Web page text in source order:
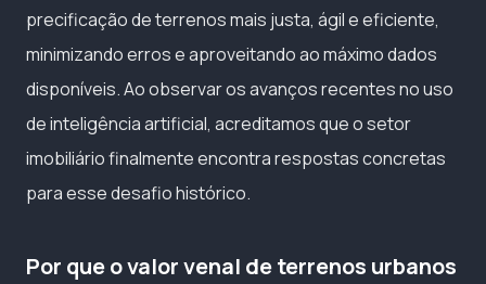
precificação de terrenos mais justa, ágil e eficiente,
minimizando erros e aproveitando ao máximo dados
disponíveis. Ao observar os avanços recentes no uso
de inteligência artificial, acreditamos que o setor
imobiliário finalmente encontra respostas concretas
para esse desafio histórico.
Por que o valor venal de terrenos urbanos